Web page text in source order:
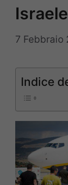
7 Febbraio
Indice